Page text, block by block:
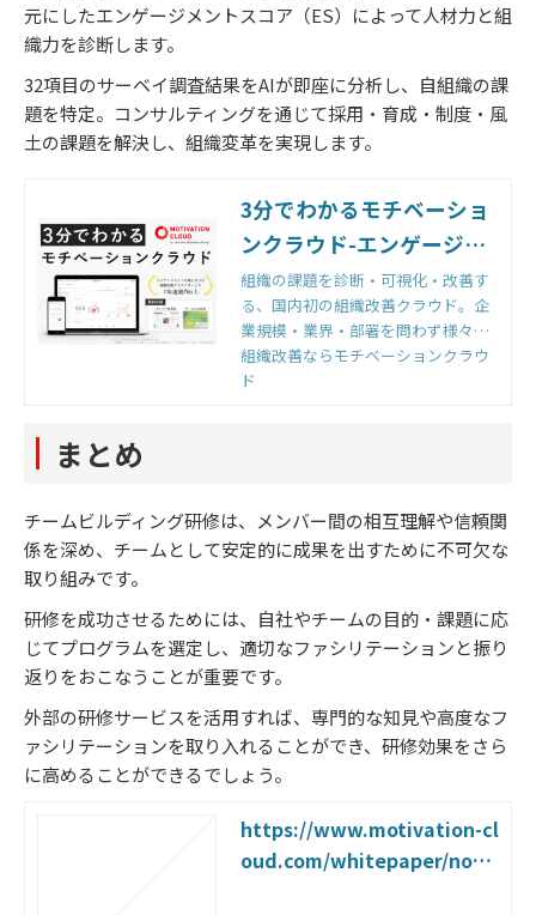
元にしたエンゲージメントスコア（ES）によって人材力と組
織力を診断します。
32項目のサーベイ調査結果をAIが即座に分析し、自組織の課
題を特定。コンサルティングを通じて採用・育成・制度・風
土の課題を解決し、組織変革を実現します。
3分でわかるモチベーショ
ンクラウド-エンゲージメ
ントサーベイ
組織の課題を診断・可視化・改善す
る、国内初の組織改善クラウド。企
業規模・業界・部署を問わず様々な
組織から選ばれる理由とは。機能・
効果・実績など、モチベーションク
組織改善ならモチベーションクラウ
ド
まとめ
チームビルディング研修は、メンバー間の相互理解や信頼関
係を深め、チームとして安定的に成果を出すために不可欠な
取り組みです。
研修を成功させるためには、自社やチームの目的・課題に応
じてプログラムを選定し、適切なファシリテーションと振り
返りをおこなうことが重要です。
外部の研修サービスを活用すれば、専門的な知見や高度なフ
ァシリテーションを取り入れることができ、研修効果をさら
に高めることができるでしょう。
https://www.motivation-cl
oud.com/whitepaper/no_8